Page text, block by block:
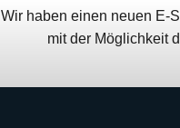
Wir haben einen neuen E-
mit der Möglichkeit